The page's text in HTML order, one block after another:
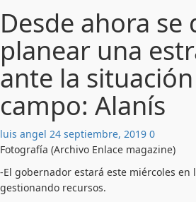
Desde ahora se
planear una
ante la
campo: Alanís
luis angel 24 septiembre, 2019 0
Fotografía (Archivo Enlace magazine)
-El gobernador estará este miércoles en
gestionando recursos.